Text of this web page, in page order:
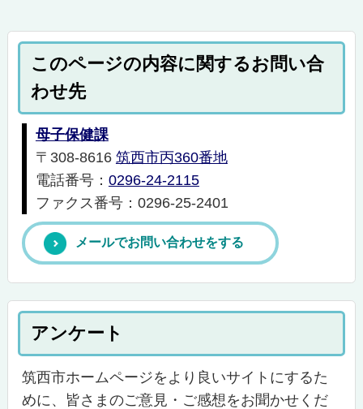
このページの内容に関するお問い合
わせ先
母子保健課
〒308-8616 筑西市丙360番地
電話番号： 0296-24-2115
ファクス番号：0296-25-2401
メールでお問い合わせをする
アンケート
筑西市ホームページをより良いサイトにするた
めに、皆さまのご意見・ご感想をお聞かせくだ